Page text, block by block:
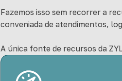
Fazemos isso sem recorrer a
conveniada de atendimentos,
A única fonte de recursos da